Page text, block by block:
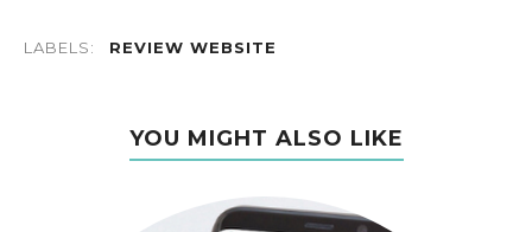
LABELS: REVIEW WEBSITE
YOU MIGHT ALSO LIKE